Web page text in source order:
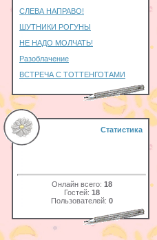
СЛЕВА НАПРАВО!
ШУТНИКИ РОГУНЫ
НЕ НАДО МОЛЧАТЬ!
Разоблачение
ВСТРЕЧА С ТОТТЕНГОТАМИ
Статистика
Онлайн всего: 18
Гостей: 18
Пользователей: 0